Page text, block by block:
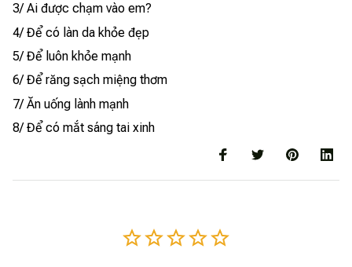
3/ Ai được chạm vào em?
4/ Để có làn da khỏe đẹp
5/ Để luôn khỏe mạnh
6/ Để răng sạch miệng thơm
7/ Ăn uống lành mạnh
8/ Để có mắt sáng tai xinh